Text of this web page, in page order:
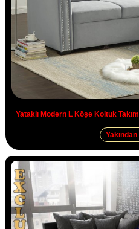
Yataklı Modern L Köşe Koltuk